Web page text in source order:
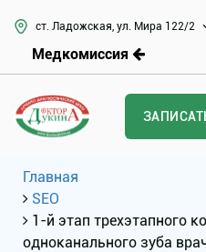
ст. Ладожская, ул. Мира 122/2
Медкомиссия
Главная
SEO
1-й этап трехэтапного
одноканального зуба